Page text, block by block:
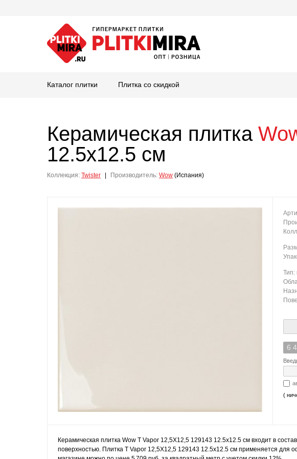
Каталог плитки Плитка со скидкой
Керамическая плитка
12.5x12.5 см
Коллекция: Twister Производитель: Wow (Испания)
Тип:
6
(
Керамическая плитка Wow T Vapor 12,5X12,5 129143 12.5x12.5 см входит в
поверхностью. Плитка T Vapor 12,5X12,5 129143 12.5x12.5 см применяется для